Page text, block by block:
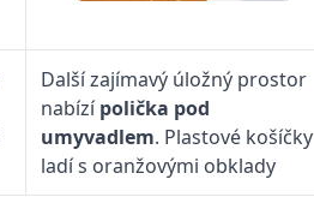
Další zajímavý úložný prostor
nabízípolička pod
umyvadlem. Plastové košíčky
ladí s oranžovými obklady